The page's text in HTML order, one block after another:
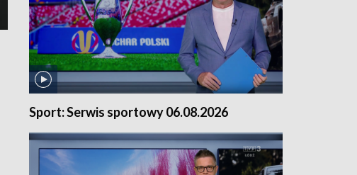
Sport: Serwis sportowy 06.08.2026